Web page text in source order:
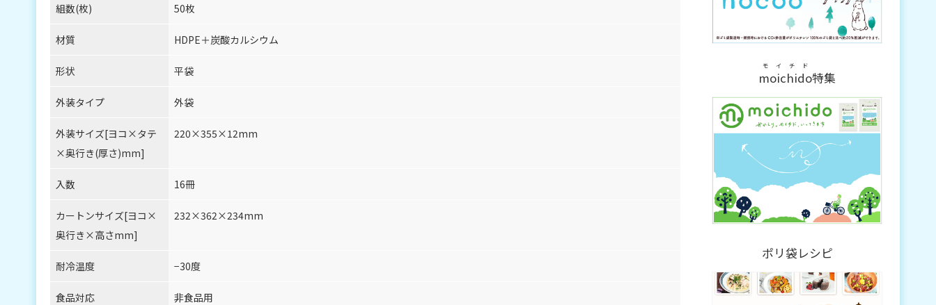
組数(枚) 50枚
材質 HDPE＋炭酸カルシウム
形状 平袋
外装タイプ 外袋
外装サイズ[ヨコ×タテ
×奥行き(厚さ)mm]
220×355×12mm
入数 16冊
カートンサイズ[ヨコ×
奥行き×高さmm]
232×362×234mm
耐冷温度 −30度
食品対応 非食品用
moichido
モイチド
特集
ポリ袋レシピ